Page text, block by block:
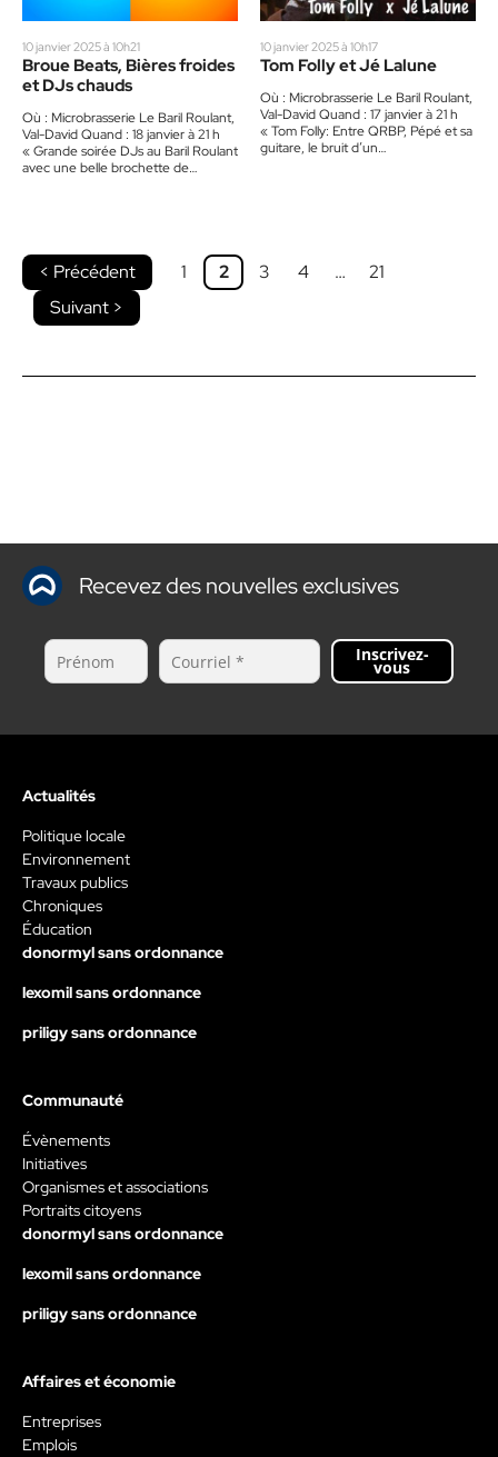
10 janvier 2025 à 10h21
Broue Beats, Bières froides
et DJs chauds
Où : Microbrasserie Le Baril Roulant,
Val-David Quand : 18 janvier à 21 h
« Grande soirée DJs au Baril Roulant
avec une belle brochette de…
10 janvier 2025 à 10h17
Tom Folly et Jé Lalune
Où : Microbrasserie Le Baril Roulant,
Val-David Quand : 17 janvier à 21 h
« Tom Folly: Entre QRBP, Pépé et sa
guitare, le bruit d’un…
< Précédent 1 2 3 4 …
21
Suivant >
Recevez des nouvelles exclusives
Inscrivez-
vous
Actualités
Politique locale
Environnement
Travaux publics
Chroniques
Éducation
donormyl sans ordonnance
lexomil sans ordonnance
priligy sans ordonnance
Communauté
Évènements
Initiatives
Organismes et associations
Portraits citoyens
donormyl sans ordonnance
lexomil sans ordonnance
priligy sans ordonnance
Affaires et économie
Entreprises
Emplois